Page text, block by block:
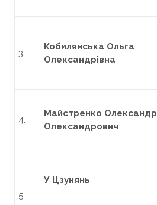
3.
Кобилянська Ольга
Олександрівна
4.
Майстренко Олександр
Олександрович
5.
У Цзунянь